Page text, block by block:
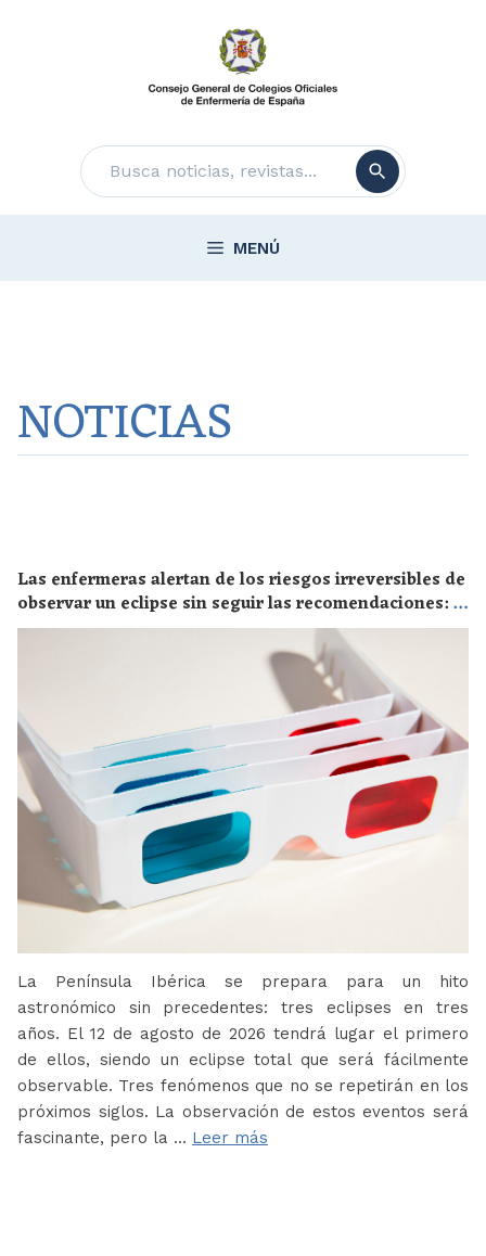
Buscar
MENÚ
NOTICIAS
Las enfermeras alertan de los riesgos irreversibles de
observar un eclipse sin seguir las recomendaciones: la
retinopatía solar es el mayor de los peligros
La Península Ibérica se prepara para un hito
astronómico sin precedentes: tres eclipses en tres
años. El 12 de agosto de 2026 tendrá lugar el primero
de ellos, siendo un eclipse total que será fácilmente
observable. Tres fenómenos que no se repetirán en los
próximos siglos. La observación de estos eventos será
fascinante, pero la … Leer más